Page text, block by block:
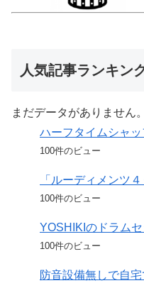
人気記事ランキン
まだデータがありません。
ハーフタイムシャ
100件のビュー
「ルーディメンツ
100件のビュー
YOSHIKIのドラム
100件のビュー
防音設備無しで自